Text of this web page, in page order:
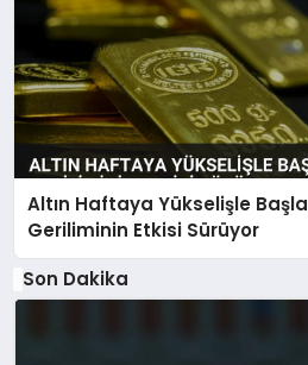
Altın Haftaya Yükselişle
Geriliminin Etkisi Sürüyor
Son Dakika